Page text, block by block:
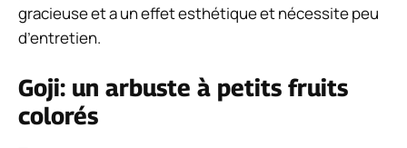
gracieuse et a un effet esthétique et nécessite peu
d’entretien.
Goji: un arbuste à petits fruits
colorés